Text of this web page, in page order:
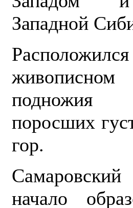
Западной
поросших
гор.
начало